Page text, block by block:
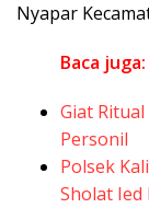
Nyapar
Baca juga:
Giat
Personil
Polsek
Sholat Ied